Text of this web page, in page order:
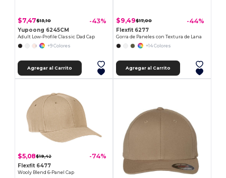
$7,47$13,10 -43%
Yupoong 6245CM
Adult Low-Profile Classic Dad Cap
+9 Colores
Agregar al Carrito
$9,49$17,00 -44%
Flexfit 6277
Gorra de Paneles con Textura de Lana
+14 Colores
Agregar al Carrito
$5,08$19,42 -74%
Flexfit 6477
Wooly Blend 6-Panel Cap